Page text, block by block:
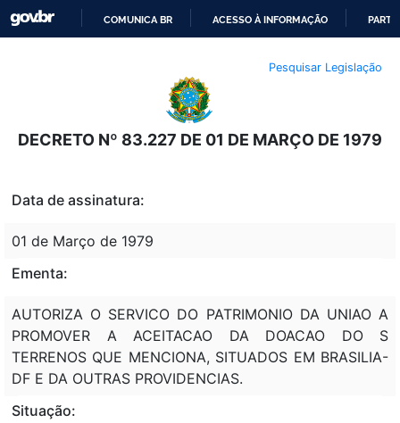
O
CONTEÚDO
COMUNICA BR ACESSO À INFORMAÇÃO
Pesquisar Legislação
DECRETO Nº 83.227 DE 01 DE MARÇO DE 1979
Data de assinatura:
01 de Março de 1979
Ementa:
AUTORIZA O SERVICO DO PATRIMONIO DA UNIAO A
PROMOVER A ACEITACAO DA DOACAO DO S
TERRENOS QUE MENCIONA, SITUADOS EM BRASILIA-
DF E DA OUTRAS PROVIDENCIAS.
Situação: